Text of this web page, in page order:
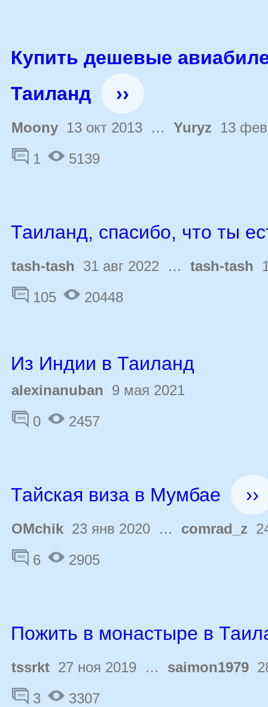
Купить дешевые
Таиланд
››
Moony 13 окт 2013 … Yuryz 13
1
5139
Таиланд, спасибо, что ты
tash-tash 31 авг 2022 … tash-tash
105
20448
Из Индии в Таиланд
alexinanuban 9 мая 2021
0
2457
Тайская виза в Мумбае ››
OMchik 23 янв 2020 … comrad_z
6
2905
Пожить в монастыре в
tssrkt 27 ноя 2019 … saimon1979
3
3307